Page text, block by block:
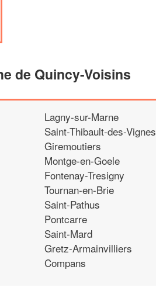
de Quincy-Voisins
Lagny-sur-Marne
Saint-Thibault-des-Vignes
Giremoutiers
Montge-en-Goele
Fontenay-Tresigny
Tournan-en-Brie
Saint-Pathus
Pontcarre
Saint-Mard
Gretz-Armainvilliers
Compans